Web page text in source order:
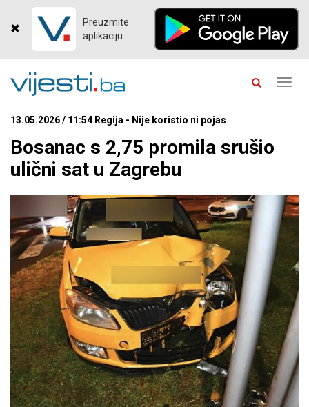
Preuzmite
aplikaciju
13.05.2026 / 11:54 Regija - Nije koristio ni pojas
Bosanac s 2,75 promila srušio
ulični sat u Zagrebu